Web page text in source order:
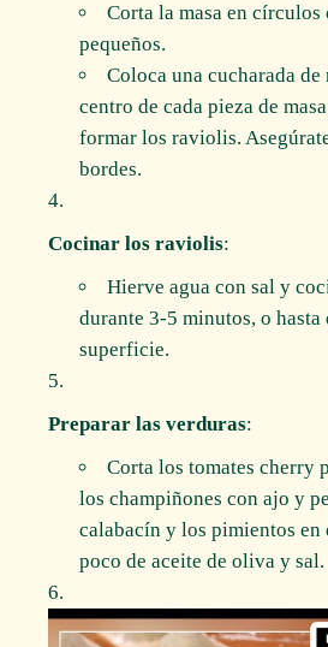
Corta la masa en círculos
pequeños.
Coloca una cucharada
centro de cada pieza de
formar los raviolis.
bordes.
Cocinar los raviolis:
Hierve agua con sal y
durante 3-5 minutos, o hasta
superficie.
Preparar las verduras:
Corta los tomates cherry
los champiñones con ajo y
calabacín y los pimientos en
poco de aceite de oliva y sal.